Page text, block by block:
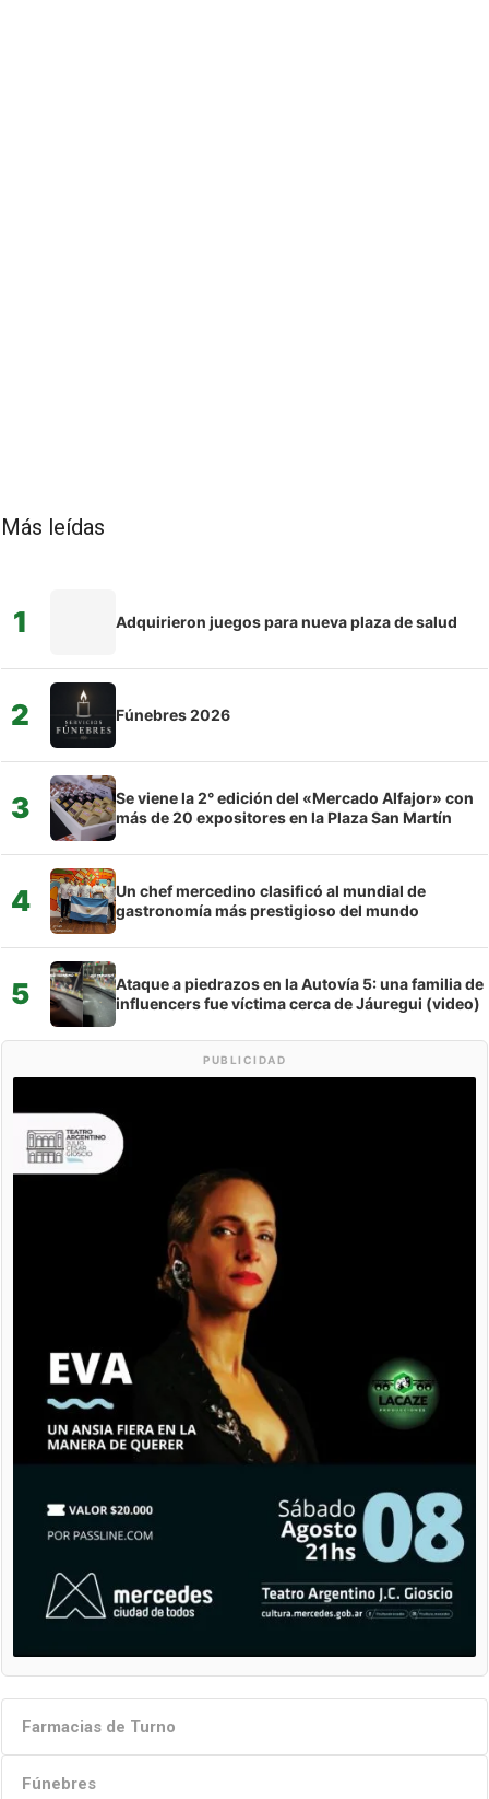
Más leídas
1 Adquirieron juegos para nueva plaza de salud
2 Fúnebres 2026
3
Se viene la 2° edición del «Mercado Alfajor» con
más de 20 expositores en la Plaza San Martín
4
Un chef mercedino clasificó al mundial de
gastronomía más prestigioso del mundo
5
Ataque a piedrazos en la Autovía 5: una familia de
influencers fue víctima cerca de Jáuregui (video)
PUBLICIDAD
Farmacias de Turno
Fúnebres